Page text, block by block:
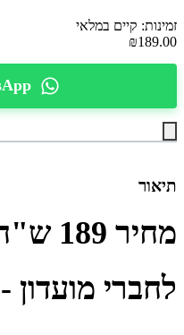
זמינות: קיים במלאי
₪189.00
תיאור
מחיר
לחברי מועדון